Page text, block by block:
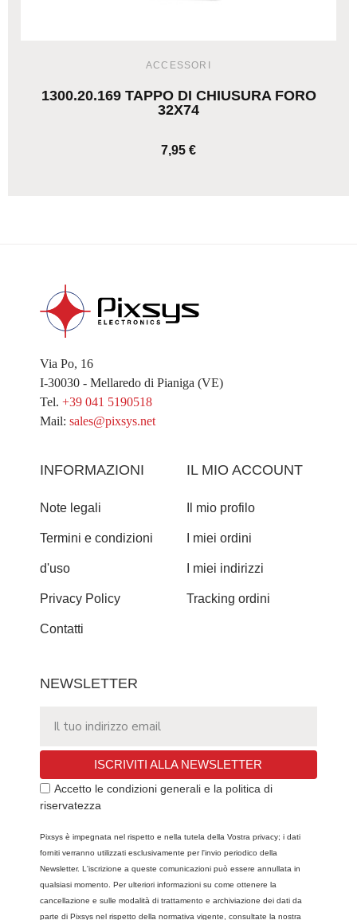
ACCESSORI
1300.20.169 TAPPO DI CHIUSURA FORO
32X74
7,95 €
AGGIUNGI AL CARRELLO
Via Po, 16
I-30030 - Mellaredo di Pianiga (VE)
Tel. +39 041 5190518
Mail: sales@pixsys.net
INFORMAZIONI
Note legali
Termini e condizioni
d'uso
Privacy Policy
Contatti
IL MIO ACCOUNT
Il mio profilo
I miei ordini
I miei indirizzi
Tracking ordini
NEWSLETTER
ISCRIVITI ALLA NEWSLETTER
Accetto le condizioni generali e la politica di
riservatezza
Pixsys è impegnata nel rispetto e nella tutela della Vostra privacy; i dati
forniti verranno utilizzati esclusivamente per l'invio periodico della
Newsletter. L'iscrizione a queste comunicazioni può essere annullata in
qualsiasi momento. Per ulteriori informazioni su come ottenere la
cancellazione e sulle modalità di trattamento e archiviazione dei dati da
parte di Pixsys nel rispetto della normativa vigente, consultate la nostra